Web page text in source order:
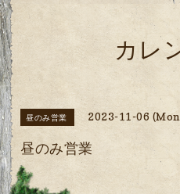
カレ
昼のみ営業 2023-11-06
昼のみ営業